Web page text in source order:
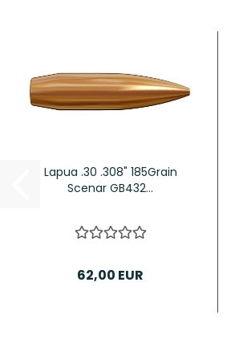
Lapua .30 .308" 185Grain
Scenar GB432...
62,00 EUR